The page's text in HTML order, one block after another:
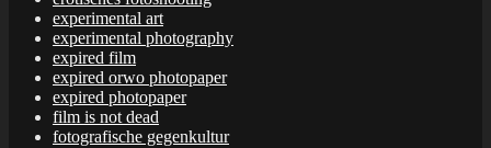
experimental art
experimental photography
expired film
expired orwo photopaper
expired photopaper
film is not dead
fotografische gegenkultur